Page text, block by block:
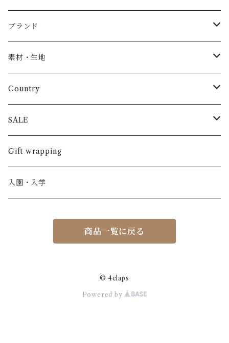
Baby
トップス
長袖
半袖
パンツ
長ズボン
半ズボン
スカート
ワンピース
カーディガン / 羽織もの
ブランド
AS WE GROW
ARCH&LINE
BABE & TESS
BOBOCHOSES
BONHEUR DU JOUR
素材・生地
コットン 100%
リネン( 麻 )
ウール
アルパカ
Country
France / フランス
Italy / イタリア
NY / ニューヨーク
Spain / スペイン
SALE
男の子
女の子
くつ・帽子・Bag
Gift wrapping
入園・入学
商品一覧に戻る
© 4claps
Powered by